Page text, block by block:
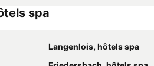
spa
Langenlois, hôtels spa